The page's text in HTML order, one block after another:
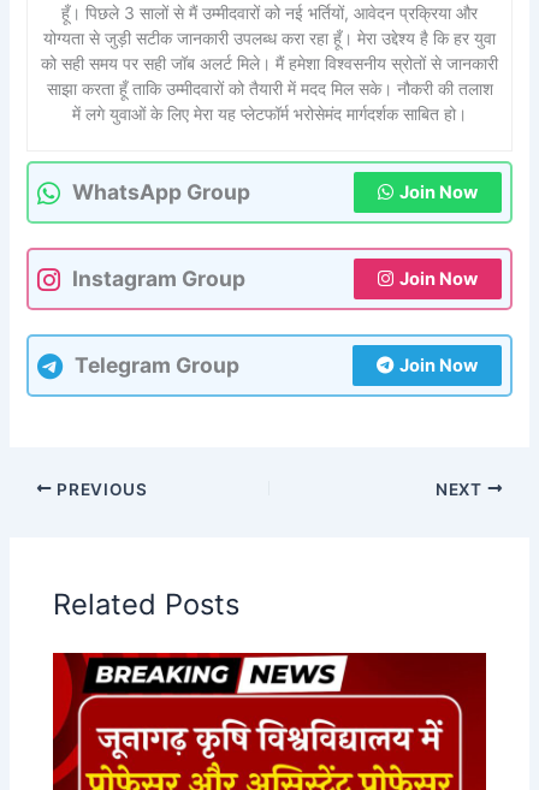
हूँ। पिछले 3 सालों से मैं उम्मीदवारों को नई भर्तियों, आवेदन प्रक्रिया और
योग्यता से जुड़ी सटीक जानकारी उपलब्ध करा रहा हूँ। मेरा उद्देश्य है कि हर युवा
को सही समय पर सही जॉब अलर्ट मिले। मैं हमेशा विश्वसनीय स्रोतों से जानकारी
साझा करता हूँ ताकि उम्मीदवारों को तैयारी में मदद मिल सके। नौकरी की तलाश
में लगे युवाओं के लिए मेरा यह प्लेटफॉर्म भरोसेमंद मार्गदर्शक साबित हो।
WhatsApp Group Join Now
Instagram Group Join Now
Telegram Group Join Now
PREVIOUS NEXT
Related Posts